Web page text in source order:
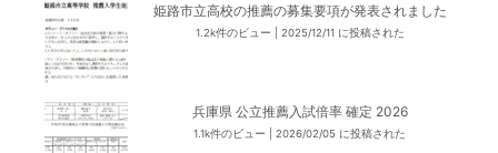
姫路市立高校の推薦の募集要項が発表されました
1.2k件のビュー 2025/12/11 に投稿された
兵庫県 公立推薦入試倍率 確定 2026
1.1k件のビュー 2026/02/05 に投稿された